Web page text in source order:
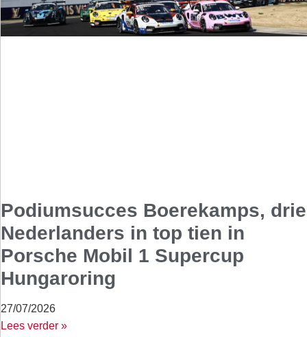
Podiumsucces Boerekamps, drie
Nederlanders in top tien in
Porsche Mobil 1 Supercup
Hungaroring
27/07/2026
Lees verder »